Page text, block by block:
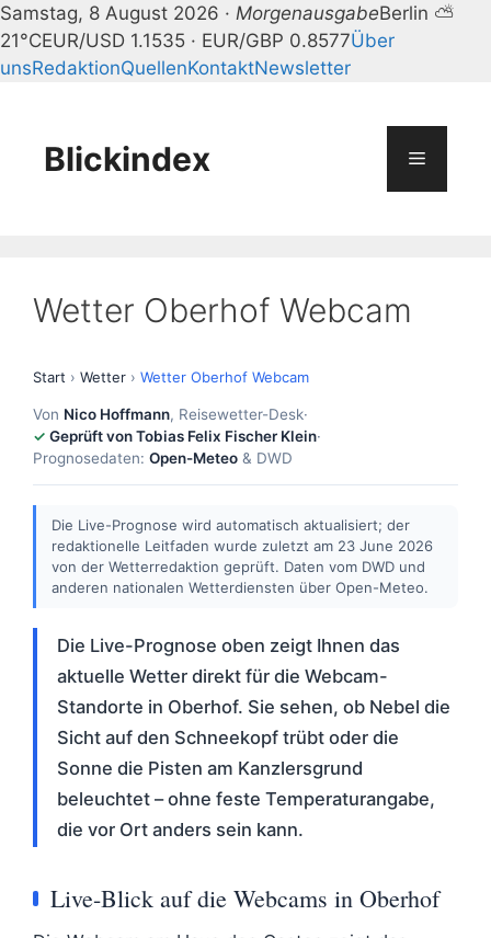
Samstag, 8 August 2026 · MorgenausgabeBerlin ⛅
21°CEUR/USD 1.1535 · EUR/GBP 0.8577Über
unsRedaktionQuellenKontaktNewsletter
springenBlickindex Menü
Wetter Oberhof Webcam
Start › Wetter › Wetter Oberhof Webcam
Von Nico Hoffmann, Reisewetter-Desk·
Geprüft von Tobias Felix Fischer Klein·
Prognosedaten: Open-Meteo & DWD
Die Live-Prognose wird automatisch aktualisiert; der
redaktionelle Leitfaden wurde zuletzt am 23 June 2026
von der Wetterredaktion geprüft. Daten vom DWD und
anderen nationalen Wetterdiensten über Open-Meteo.
Die Live-Prognose oben zeigt Ihnen das
aktuelle Wetter direkt für die Webcam-
Standorte in Oberhof. Sie sehen, ob Nebel die
Sicht auf den Schneekopf trübt oder die
Sonne die Pisten am Kanzlersgrund
beleuchtet – ohne feste Temperaturangabe,
die vor Ort anders sein kann.
Live-Blick auf die Webcams in Oberhof